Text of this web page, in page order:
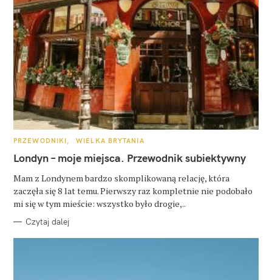
K
T
E
O
R
I
PRZEWODNIKI WIELKA BRYTANIA
Londyn – moje miejsca. Przewodnik subiektywny
Mam z Londynem bardzo skomplikowaną relację, która
zaczęła się 8 lat temu. Pierwszy raz kompletnie nie podobało
mi się w tym mieście: wszystko było drogie,..
Czytaj dalej